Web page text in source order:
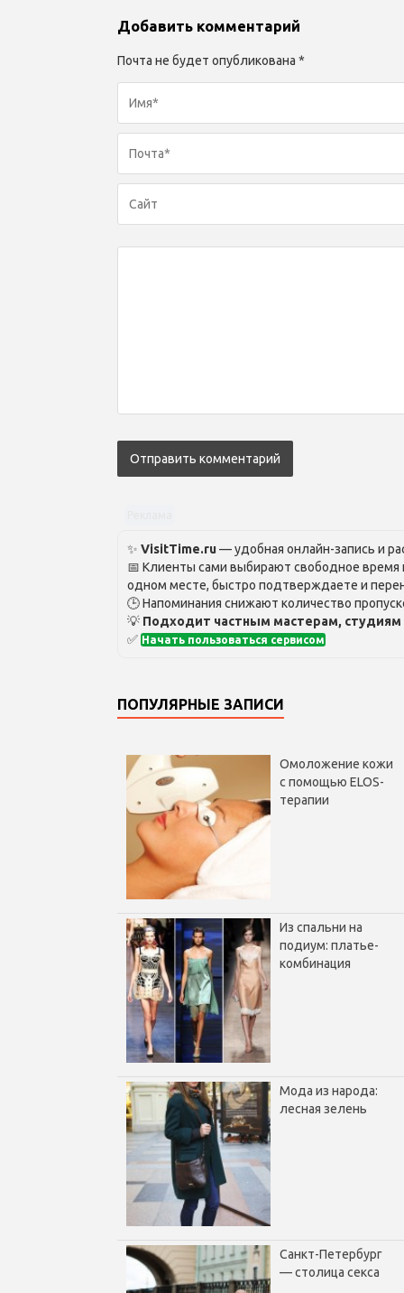
Добавить комментарий
Почта не будет опубликована *
✨ VisitTime.ru— удобная онлайн-запись и
📅 Клиенты сами выбирают свободное время
одном месте, быстро подтверждаете и
🕒 Напоминания снижают количество
💡 Подходит частным мастерам,
✅ Начать пользоваться сервисом
ПОПУЛЯРНЫЕ ЗАПИСИ
Омоложение кожи
с помощью ELOS-
терапии
Из спальни на
подиум: платье-
комбинация
Мода из народа:
лесная зелень
Санкт-Петербург
— столица секса